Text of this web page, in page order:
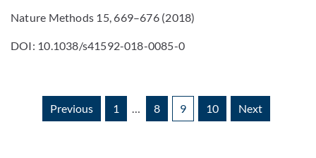
Nature Methods 15, 669–676 (2018)
DOI: 10.1038/s41592-018-0085-0
Previous 1 … 8 9 10 Next